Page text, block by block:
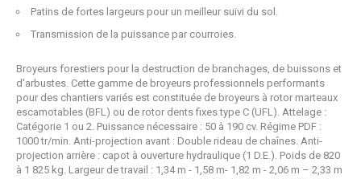
Patins de fortes largeurs pour un meilleur suivi du sol.
Transmission de la puissance par courroies.
Broyeurs forestiers pour la destruction de branchages, de buissons et
d'arbustes. Cette gamme de broyeurs professionnels performants
pour des chantiers variés est constituée de broyeurs à rotor marteaux
escamotables (BFL) ou de rotor dents fixes type C (UFL). Attelage :
Catégorie 1 ou 2. Puissance nécessaire : 50 à 190 cv. Régime PDF :
1000 tr/min. Anti-projection avant : Double rideau de chaînes. Anti-
projection arrière : capot à ouverture hydraulique (1 D.E.). Poids de 820
à 1 825 kg. Largeur de travail : 1,34 m - 1,58 m- 1,82 m - 2,06 m – 2,33 m